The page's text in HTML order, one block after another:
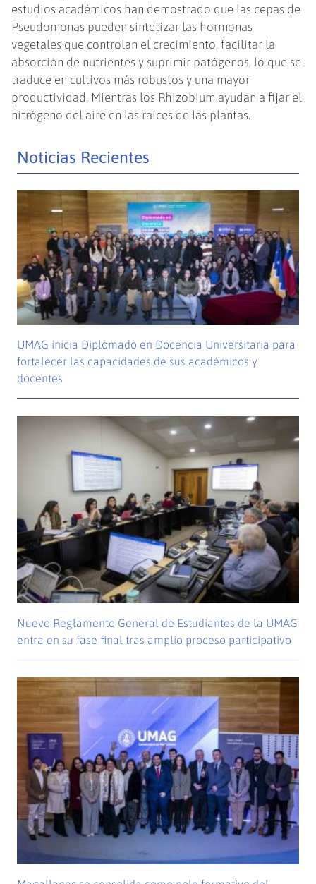
estudios académicos han demostrado que las cepas de
Pseudomonas pueden sintetizar las hormonas
vegetales que controlan el crecimiento, facilitar la
absorción de nutrientes y suprimir patógenos, lo que se
traduce en cultivos más robustos y una mayor
productividad. Mientras los Rhizobium ayudan a fijar el
nitrógeno del aire en las raíces de las plantas.
Noticias Recientes
UMAG inicia Diplomado en Docencia Universitaria para
fortalecer las capacidades de sus académicos y
docentes
Nuevo Reglamento General de Estudiantes de la UMAG
entra en su fase final tras amplio proceso participativo